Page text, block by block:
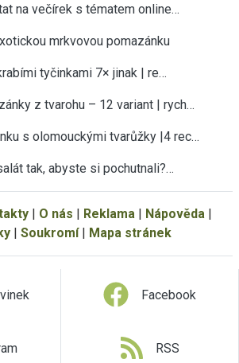
na večírek s tématem online…
mrkvovou pomazánku
tyčinkami 7× jinak | re…
z tvarohu – 12 variant | rych…
s olomouckými tvarůžky |4 rec…
tak, abyste si pochutnali?…
| O nás | Reklama | Nápověda |
| Soukromí| Mapa stránek
Facebook
RSS